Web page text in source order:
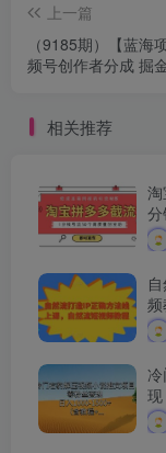
上一篇
（9185期）【蓝海
频号创作者分成 掘
相关推荐
现